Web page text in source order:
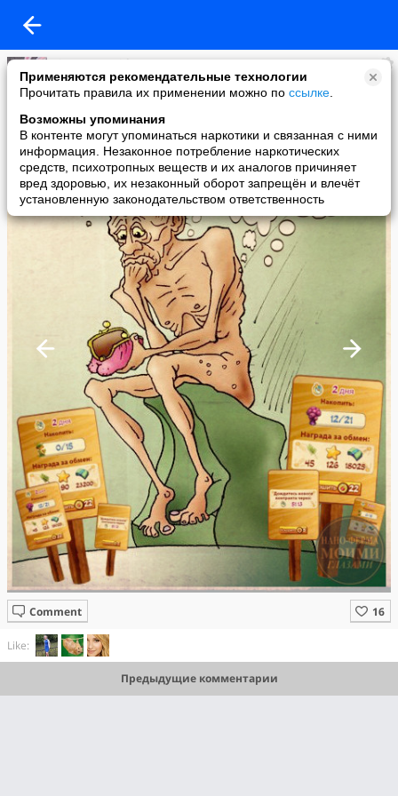
Применяются рекомендательные технологии
Прочитать правила их применении можно по ссылке
Возможны упоминания
В контенте могут упоминаться наркотики и связанная с ними
информация. Незаконное потребление наркотических
средств, психотропных веществ и их аналогов причиняет
вред здоровью, их незаконный оборот запрещён и влечёт
установленную законодательством ответственность
sinyora pomidora
added a photo
14 Jan в 13:24
Comment
Like:
Предыдущие комментарии